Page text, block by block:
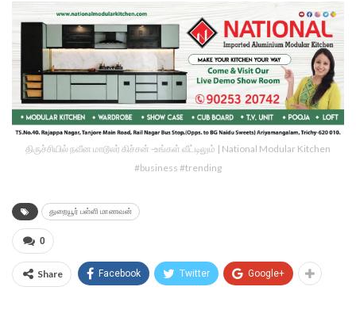
திருச்சியில் நவீன மாடூலர் கிச்சன் -உங்கள் வீட்டிலும் | National Modular Kitchen
#business #trending
துறையூர் பள்ளி மாணவன்
0
Share Facebook Twitter Google+